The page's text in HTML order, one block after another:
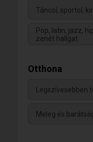
Táncol, sportol,
Pop, latin, jazz,
zenét hallgat
Otthona
Legszívesebben
Meleg és